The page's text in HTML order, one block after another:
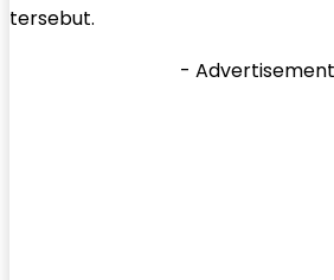
tersebut.
-